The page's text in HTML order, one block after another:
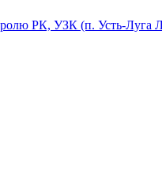
РК, УЗК (п. Усть-Луга